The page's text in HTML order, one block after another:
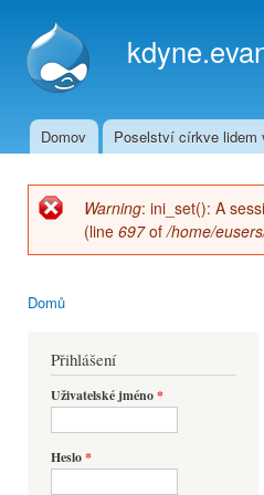
Hlavní menu
Domov Poselství církve lidem
Chybová zpráva
Warning: ini_set(): A
(line 697of/home/
Domů
Přihlášení
Uživatelské jméno*
Heslo*